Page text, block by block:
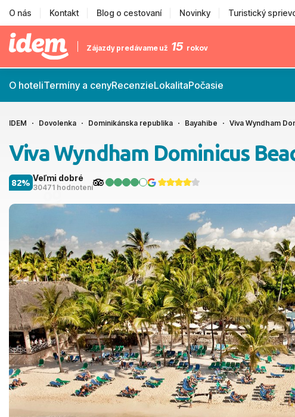
O nás Kontakt Blog o cestovaní Novinky Turistický
Zájazdy predávame už 15 rokov
O hoteliTermíny a cenyRecenzieLokalitaPočasie
IDEM Dovolenka Dominikánska republika Bayahibe Viva Wyndham
Viva Wyndham Dominicus
Veľmi dobré
30471 hodnotení
82%